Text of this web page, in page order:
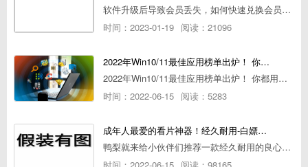
软件升级后导致会员丢失，如何快速兑换会员详细攻略
时间：2023-01-19 阅读：21096
2022年Win10/11最佳应用榜单出炉！ 你都用过几个？
2022年Win10/11最佳应用榜单出炉！ 你都用过几个？
时间：2022-06-15 阅读：5283
成年人最爱的看片神器！经久耐用-白嫖全网资源
鸭梨就来给小伙伴们推荐一款经久耐用的良心播放器，资源齐全无广告，可以放心使用~